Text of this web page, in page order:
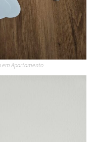
em Apartamento